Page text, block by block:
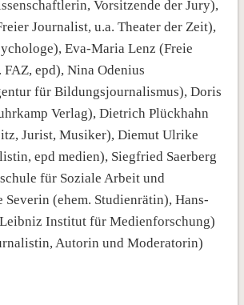
Vorsitzende der Jury),
Journalist, u.a. Theater der Zeit),
Eva-Maria Lenz (Freie
epd), Nina Odenius
für Bildungsjournalismus), Doris
Verlag), Dietrich Plückhahn
Jurist, Musiker), Diemut Ulrike
epd medien), Siegfried Saerberg
für Soziale Arbeit und
(ehem. Studienrätin), Hans-
Institut für Medienforschung)
Autorin und Moderatorin)